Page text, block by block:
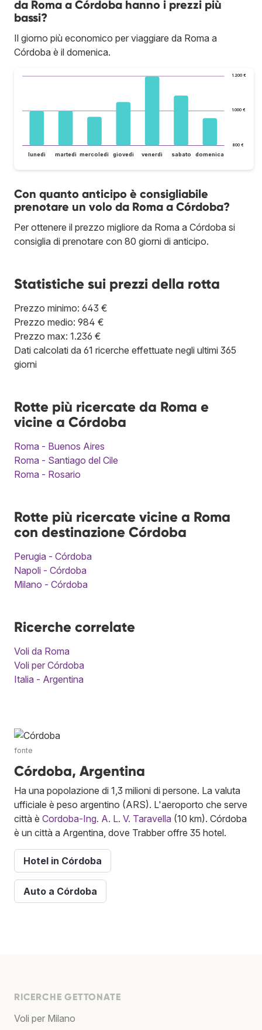
da Roma a Córdoba hanno i prezzi più
bassi?
Il giorno più economico per viaggiare da Roma a
Córdoba è il domenica.
800 €
1.000 €
1.200 €
lunedì martedì mercoledì giovedì venerdì sabato domenica
Con quanto anticipo è consigliabile
prenotare un volo da Roma a Córdoba?
Per ottenere il prezzo migliore da Roma a Córdoba si
consiglia di prenotare con 80 giorni di anticipo.
Statistiche sui prezzi della rotta
Prezzo minimo: 643 €
Prezzo medio: 984 €
Prezzo max: 1.236 €
Dati calcolati da 61 ricerche effettuate negli ultimi 365
giorni
Rotte più ricercate da Roma e
vicine a Córdoba
Roma - Buenos Aires
Roma - Santiago del Cile
Roma - Rosario
Rotte più ricercate vicine a Roma
con destinazione Córdoba
Perugia - Córdoba
Napoli - Córdoba
Milano - Córdoba
Ricerche correlate
Voli da Roma
Voli per Córdoba
Italia - Argentina
fonte
Córdoba, Argentina
Ha una popolazione di 1,3 milioni di persone. La valuta
ufficiale è peso argentino (ARS). L'aeroporto che serve
città è Cordoba-Ing. A. L. V. Taravella (10 km). Córdoba
è un città a Argentina, dove Trabber offre 35 hotel.
Hotel in Córdoba
Auto a Córdoba
RICERCHE GETTONATE
Voli per Milano